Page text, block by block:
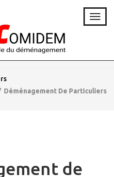
T
o
v
Déménagement De Particuliers
de